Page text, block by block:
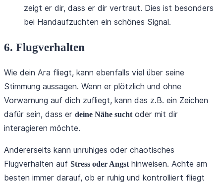
zeigt er dir, dass er dir vertraut. Dies ist besonders
bei Handaufzuchten ein schönes Signal.
6. Flugverhalten
Wie dein Ara fliegt, kann ebenfalls viel über seine
Stimmung aussagen. Wenn er plötzlich und ohne
Vorwarnung auf dich zufliegt, kann das z.B. ein Zeichen
dafür sein, dass er deine Nähe sucht oder mit dir
interagieren möchte.
Andererseits kann unruhiges oder chaotisches
Flugverhalten auf Stress oder Angst hinweisen. Achte am
besten immer darauf, ob er ruhig und kontrolliert fliegt